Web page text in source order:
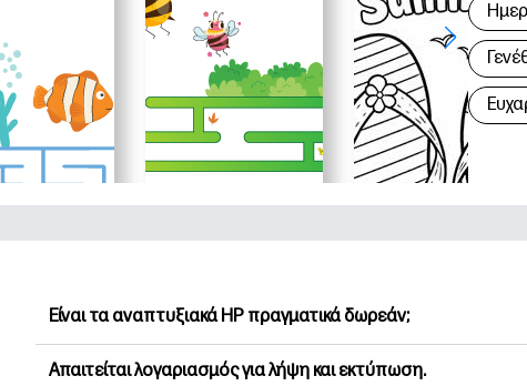
Είναι τα αναπτυξιακά HP πραγματικά δωρεάν;
Η HP Printables προσφέρει 2,500+ δωρεάν εκτυπώσιμα για
Απαιτείται λογαριασμός για λήψη και εκτύπωση.